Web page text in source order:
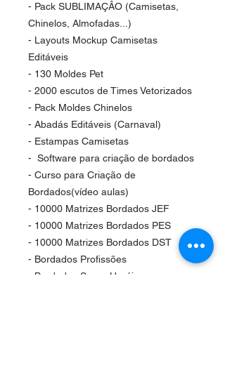
- Pack SUBLIMAÇÂO (Camisetas,
Chinelos, Almofadas...)
- Layouts Mockup Camisetas
Editáveis
- 130 Moldes Pet
- 2000 escutos de Times Vetorizados
- Pack Moldes Chinelos
- Abadás Editáveis (Carnaval)
- Estampas Camisetas
- Software para criação de bordados
- Curso para Criação de
Bordados(vídeo aulas)
- 10000 Matrizes Bordados JEF
- 10000 Matrizes Bordados PES
- 10000 Matrizes Bordados DST
- Bordados Profissões
- Bordados Super Heróis